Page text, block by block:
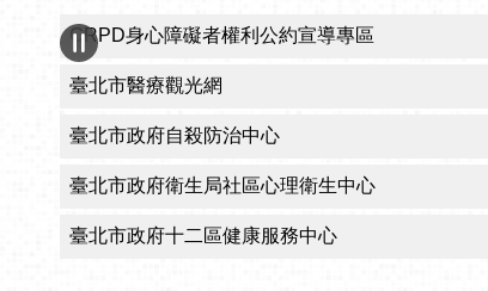
CRPD身心障礙者權利公約宣導專區
臺北市醫療觀光網
臺北市政府自殺防治中心
臺北市政府衛生局社區心理衛生中心
臺北市政府十二區健康服務中心